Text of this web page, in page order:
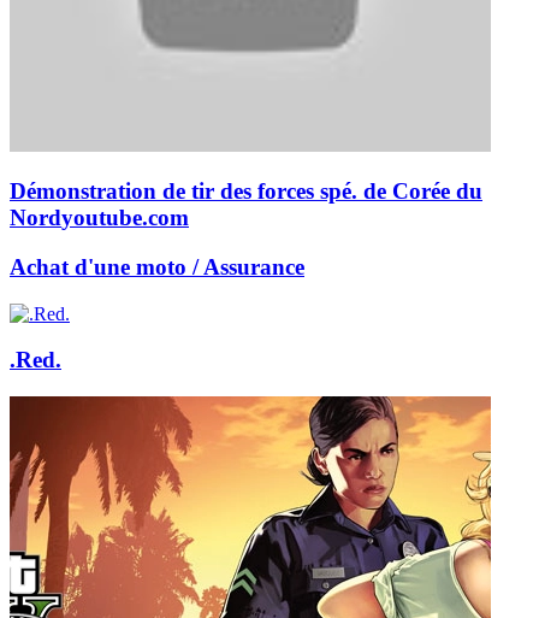
Démonstration de tir des forces spé. de Corée du
Nordyoutube.com
Achat d'une moto / Assurance
.Red.